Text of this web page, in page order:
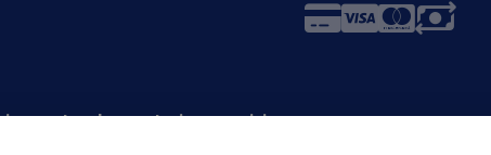
ad operatori economici